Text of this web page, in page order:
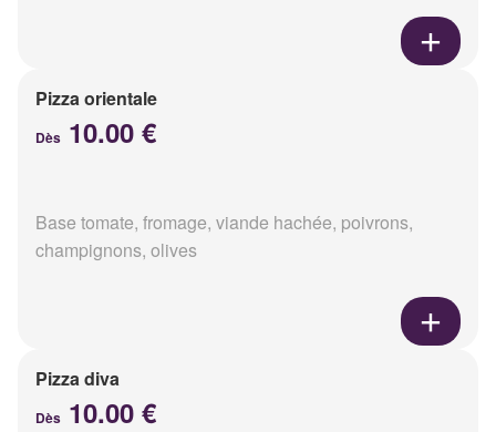
Pizza orientale
Dès 10.00 €
Base tomate, fromage, viande hachée, poivrons,
champignons, olives
Pizza diva
Dès 10.00 €